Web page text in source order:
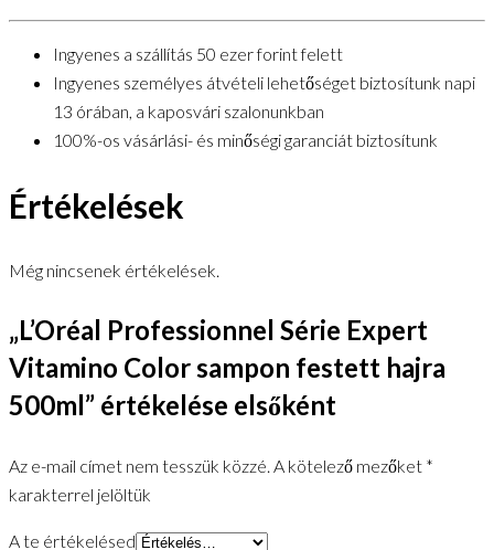
Ingyenes a szállítás 50 ezer forint felett
Ingyenes személyes átvételi lehetőséget biztosítunk napi
13 órában, a kaposvári szalonunkban
100%-os vásárlási- és minőségi garanciát biztosítunk
Értékelések
Még nincsenek értékelések.
„L’Oréal Professionnel Série Expert
Vitamino Color sampon festett hajra
500ml” értékelése elsőként
Az e-mail címet nem tesszük közzé. A kötelező mezőket *
karakterrel jelöltük
A te értékelésed